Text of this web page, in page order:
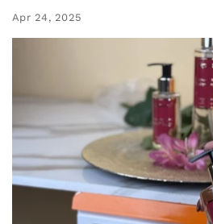
Apr 24, 2025